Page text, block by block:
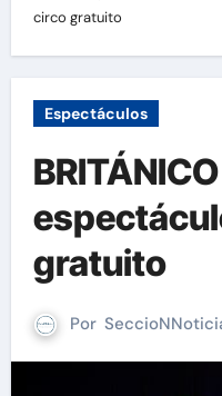
circo gratuito
Espectáculos
gratuito
Por